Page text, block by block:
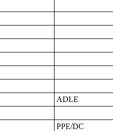
ADLE
PPE/DC